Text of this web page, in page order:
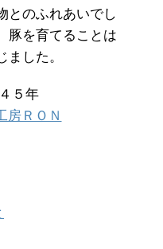
とのふれあいでし
豚を育てることは
ました。
５年
房ＲＯＮ